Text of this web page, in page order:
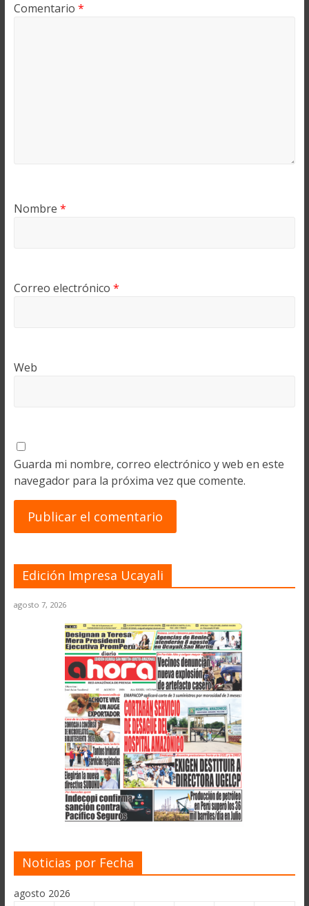
Comentario *
Nombre *
Correo electrónico *
Web
Guarda mi nombre, correo electrónico y web en este
navegador para la próxima vez que comente.
Edición Impresa Ucayali
agosto 7, 2026
Noticias por Fecha
agosto 2026